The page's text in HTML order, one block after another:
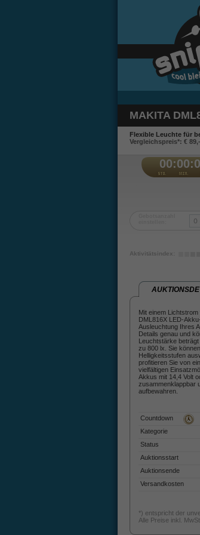
MAKITA
Flexible Leuchte für
Vergleichspreis*: € 89,-
Aktivitätsindex:
Mit einem
DML816X LED-
Ausleuchtung Ihres
Details genau und
Leuchtstärke
zu 800 lx. Sie
Helligkeitsstufen
profitieren Sie von
vielfältigen
Akkus mit 14,4 Volt
zusammenklappbar
aufbewahren.
Countdown
Kategorie
Status
Auktionsstart
Auktionsende
Versandkosten
*) entspricht der
Alle Preise inkl.